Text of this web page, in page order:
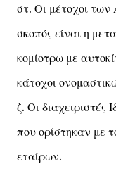
στ. Οι μέτοχοι
σκοπός είναι η
κομίοτρω με
κάτοχοι
ζ. Οι διαχειριστές
που ορίστηκαν με
εταίρων.